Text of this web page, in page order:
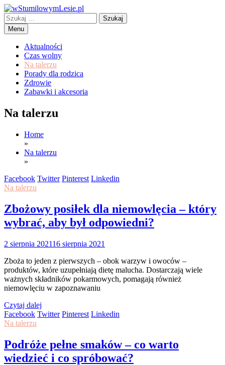
Skip
to
content
wStumilowymLesie.pl
Szukaj:
Menu
Aktualności
Czas wolny
Na talerzu
Porady dla rodzica
Zdrowie
Zabawki i akcesoria
Na talerzu
Home
»
Na talerzu
»
Facebook Twitter Pinterest Linkedin
Na talerzu
Zbożowy posiłek dla niemowlęcia – który
wybrać, aby był odpowiedni?
2 sierpnia 202116 sierpnia 2021
Zboża to jeden z pierwszych – obok warzyw i owoców –
produktów, które uzupełniają dietę malucha. Dostarczają wiele
ważnych składników pokarmowych, pomagają również
niemowlęciu w zapoznawaniu
Czytaj dalej
Facebook Twitter Pinterest Linkedin
Na talerzu
Podróże pełne smaków – co warto
wiedzieć i co spróbować?